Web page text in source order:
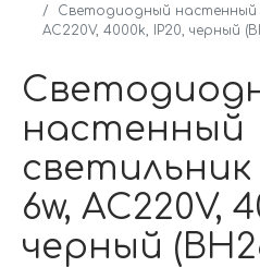
Светодиодный настенный
AC220V, 4000k, IP20, черный
настенный
светильник
6w, AC220V,
черный